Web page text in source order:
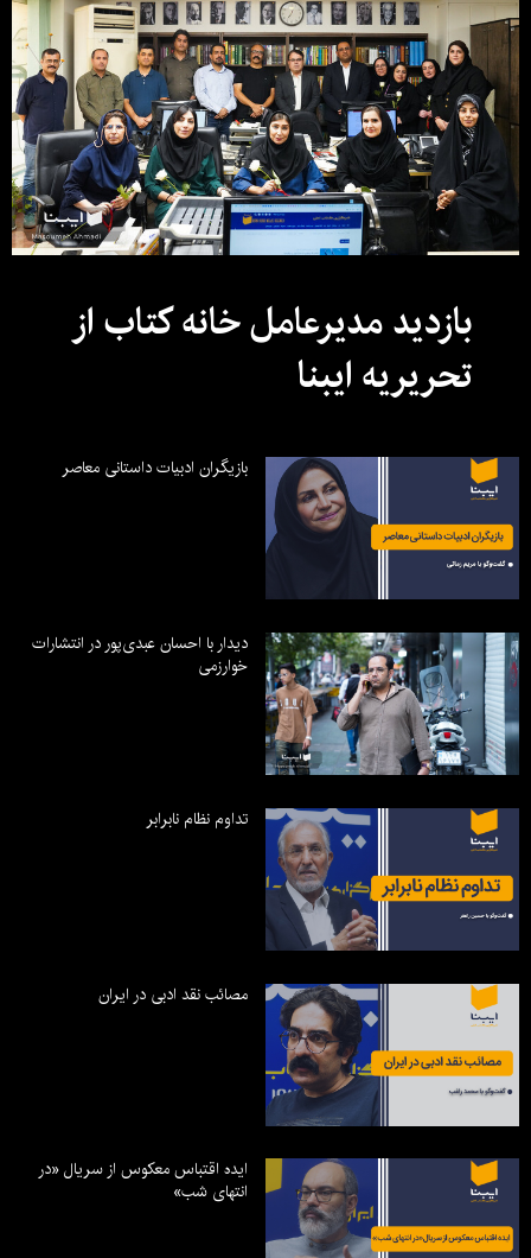
بازدید مدیرعامل خانه کتاب از
تحریریه ایبنا
بازیگران ادبیات داستانی معاصر
دیدار با احسان عبدی‌پور در انتشارات
خوارزمی
تداوم نظام نابرابر
مصائب نقد ادبی در ایران
ایده اقتباس معکوس از سریال «در
انتهای شب»